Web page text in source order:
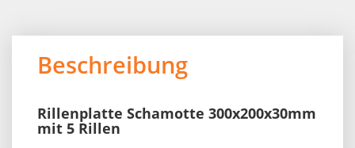
Beschreibung
Rillenplatte Schamotte 300x200x30mm
mit 5 Rillen